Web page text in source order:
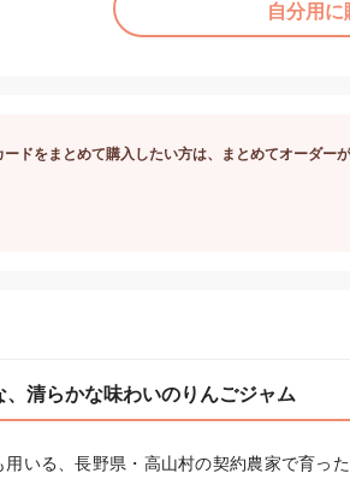
自分用に
ドをまとめて購入したい方は、まとめてオーダー
清らかな味わいのりんごジャム
いる、長野県・高山村の契約農家で育っ